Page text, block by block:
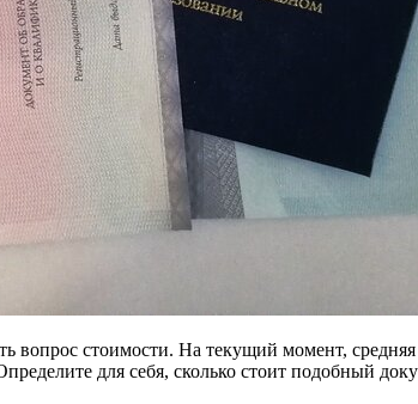
вопрос стоимости. На текущий момент,
для себя, сколько стоит подобный